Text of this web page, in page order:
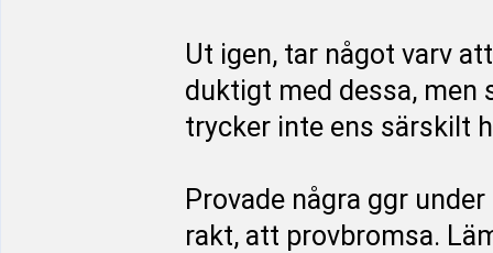
Ut igen, tar något varv
duktigt med dessa, men
trycker inte ens särskilt
Provade några ggr
rakt, att provbromsa.